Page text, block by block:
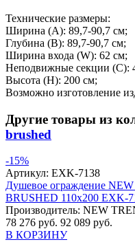
Технические размеры:
Ширина (A): 89,7-90,7 см;
Глубина (B): 89,7-90,7 см;
Ширина входа (W): 62 см;
Неподвижные секции (С):
Высота (H): 200 см;
Возможно изготовление
Другие товары из
brushed
-15%
Артикул: EXK-7138
Душевое ограждение
BRUSHED 110x200 EXK-
Производитель: NEW
78 276 руб. 92 089 руб.
В КОРЗИНУ